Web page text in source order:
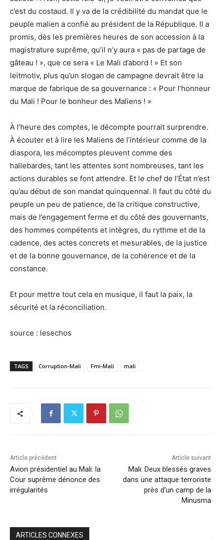
c’est du costaud. Il y va de la crédibilité du mandat que le
peuple malien a confié au président de la République. Il a
promis, dès les premières heures de son accession à la
magistrature suprême, qu’il n’y aura « pas de partage de
gâteau ! », que ce sera « Le Mali d’abord ! » Et son
leitmotiv, plus qu’un slogan de campagne devrait être la
marque de fabrique de sa gouvernance : « Pour l’honneur
du Mali ! Pour le bonheur des Maliens ! »
À l’heure des comptes, le décompte pourrait surprendre.
À écouter et à lire les Maliens de l’intérieur comme de la
diaspora, les mécomptes pleuvent comme des
hallebardes, tant les attentes sont nombreuses, tant les
actions durables se font attendre. Et le chef de l’État n’est
qu’au début de son mandat quinquennal. Il faut du côté du
peuple un peu de patience, de la critique constructive,
mais de l’engagement ferme et du côté des gouvernants,
des hommes compétents et intègres, du rythme et de la
cadence, des actes concrets et mesurables, de la justice
et de la bonne gouvernance, de la cohérence et de la
constance.
Et pour mettre tout cela en musique, il faut la paix, la
sécurité et la réconciliation.
source : lesechos
TAGS Corruption-Mali Fmi-Mali mali
Article précédent
Avion présidentiel au Mali: la
Cour suprême dénonce des
irrégularités
Article suivant
Mali: Deux blessés graves
dans une attaque terroriste
près d’un camp de la
Minusma
ARTICLES CONNEXES